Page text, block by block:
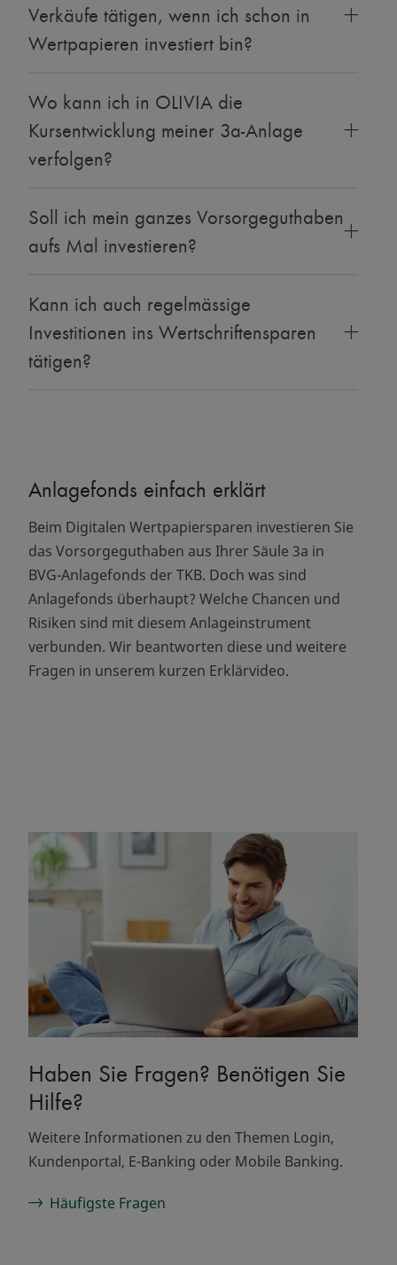
Verkäufe tätigen, wenn ich schon in
Wertpapieren investiert bin?
Wo kann ich in OLIVIA die
Kursentwicklung meiner 3a-Anlage
verfolgen?
Soll ich mein ganzes Vorsorgeguthaben
aufs Mal investieren?
Kann ich auch regelmässige
Investitionen ins Wertschriftensparen
tätigen?
Anlagefonds einfach erklärt
Beim Digitalen Wertpapiersparen investieren Sie
das Vorsorgeguthaben aus Ihrer Säule 3a in
BVG-Anlagefonds der TKB. Doch was sind
Anlagefonds überhaupt? Welche Chancen und
Risiken sind mit diesem Anlageinstrument
verbunden. Wir beantworten diese und weitere
Fragen in unserem kurzen Erklärvideo.
Haben Sie Fragen? Benötigen Sie
Hilfe?
Weitere Informationen zu den Themen Login,
Kundenportal, E-Banking oder Mobile Banking.
Häufigste Fragen